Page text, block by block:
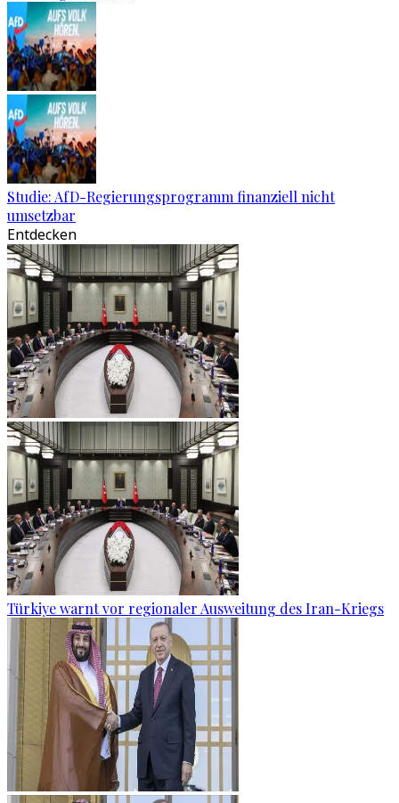
Studie: AfD-Regierungsprogramm finanziell nicht
umsetzbar
Entdecken
Türkiye warnt vor regionaler Ausweitung des Iran-Kriegs